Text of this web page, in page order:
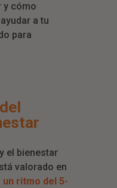
y cómo
a tu
para
el bienestar
valorado en
ritmo del 5-